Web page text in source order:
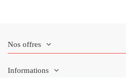
Nos offres
Informations